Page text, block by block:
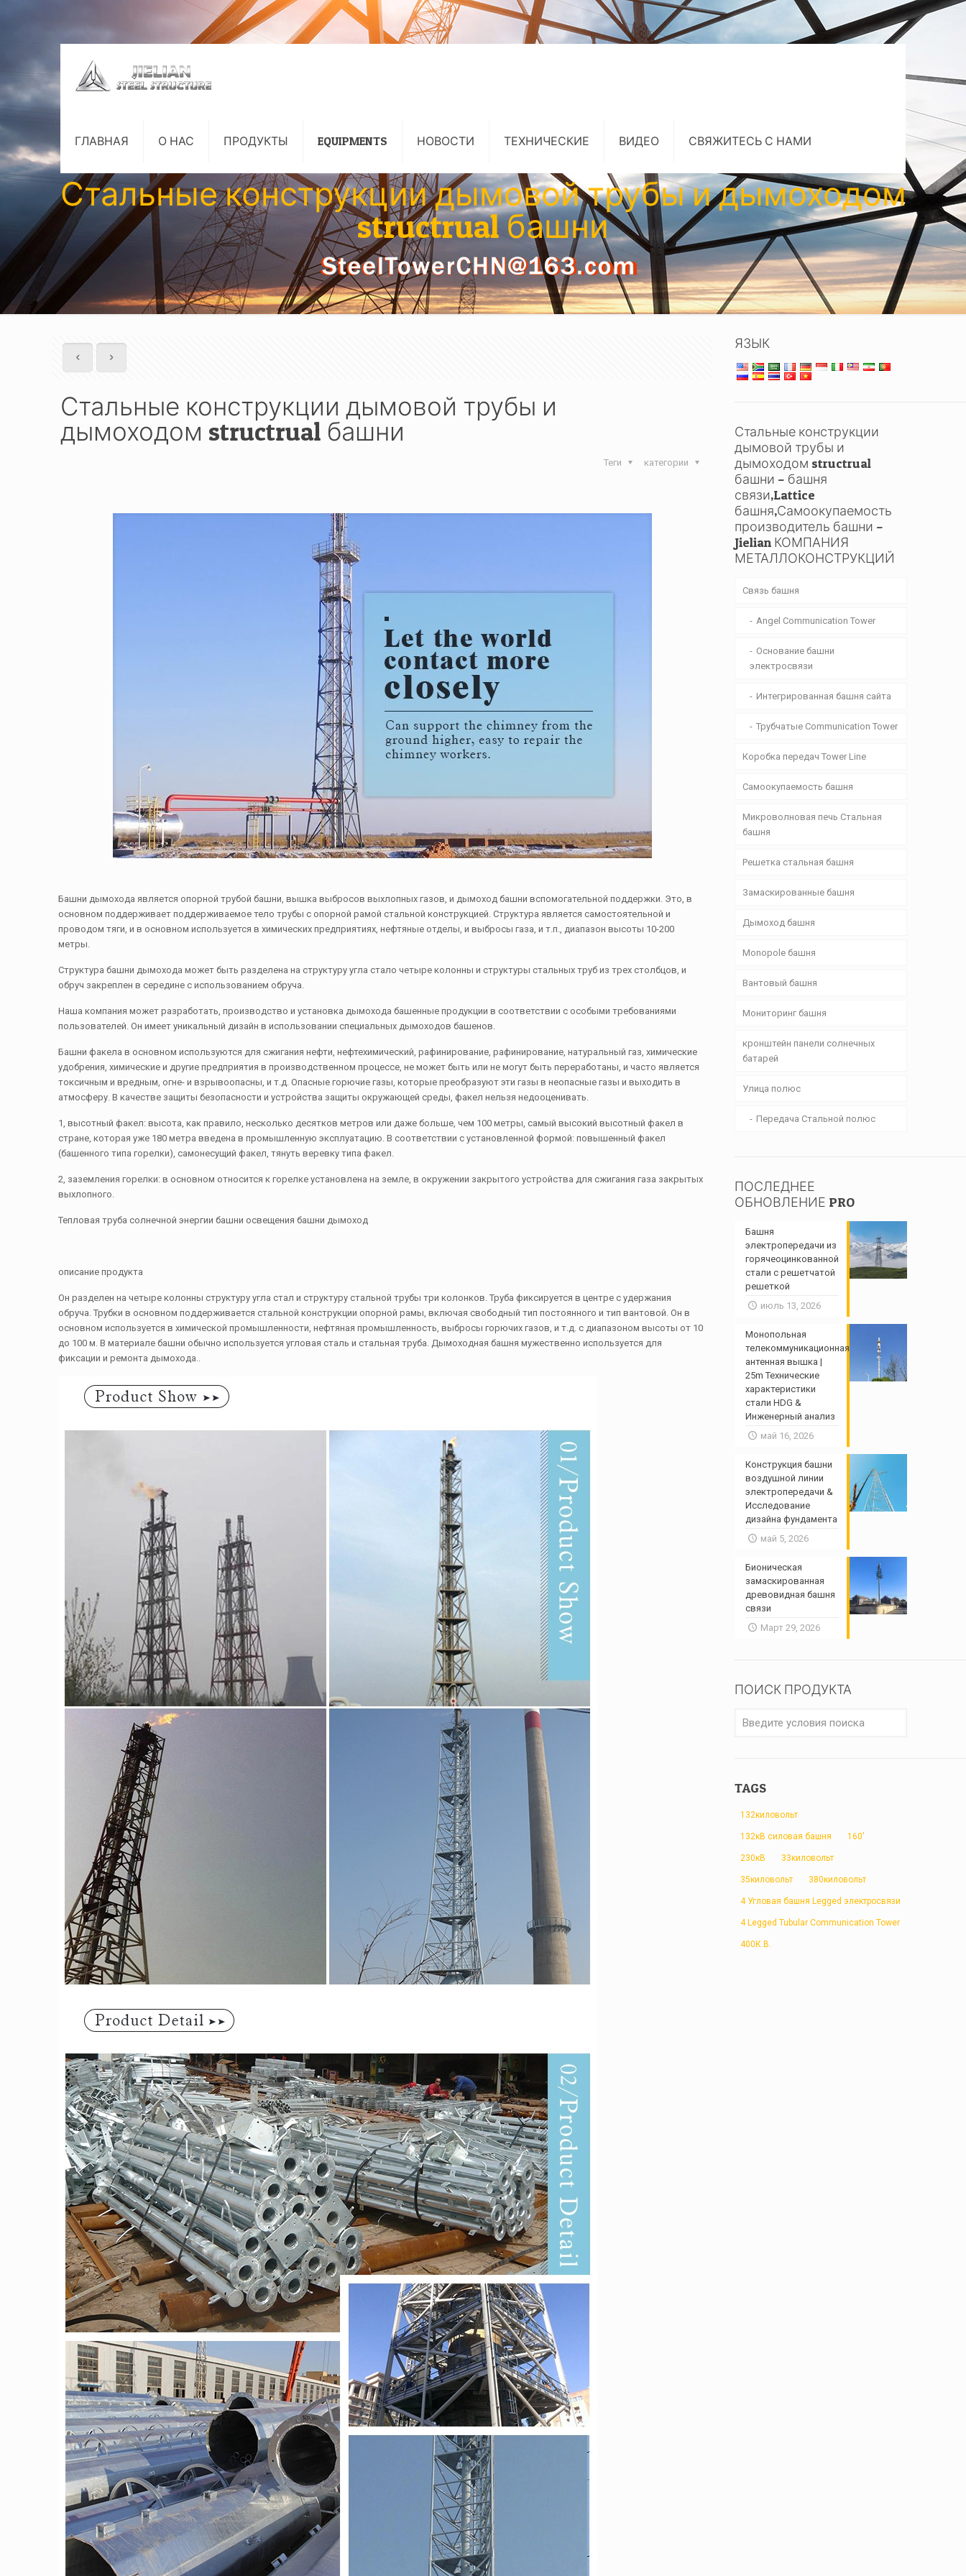
ГЛАВНАЯ О НАС ПРОДУКТЫ EQUIPMENTS НОВОСТИ ТЕХНИЧЕСКИЕ ВИДЕО СВЯЖИТЕСЬ С НАМИ
Стальные конструкции дымовой трубы и дымоходом
structrual башни
Стальные конструкции дымовой трубы и
дымоходом structrual башни
категории
Теги
Башни дымохода является опорной трубой башни, вышка выбросов выхлопных газов, и дымоход башни вспомогательной поддержки. Это, в
основном поддерживает поддерживаемое тело трубы с опорной рамой стальной конструкцией. Структура является самостоятельной и
проводом тяги, и в основном используется в химических предприятиях, нефтяные отделы, и выбросы газа, и т.п., диапазон высоты 10-200
метры.
Структура башни дымохода может быть разделена на структуру угла стало четыре колонны и структуры стальных труб из трех столбцов, и
обруч закреплен в середине с использованием обруча.
Наша компания может разработать, производство и установка дымохода башенные продукции в соответствии с особыми требованиями
пользователей. Он имеет уникальный дизайн в использовании специальных дымоходов башенов.
Башни факела в основном используются для сжигания нефти, нефтехимический, рафинирование, рафинирование, натуральный газ, химические
удобрения, химические и другие предприятия в производственном процессе, не может быть или не могут быть переработаны, и часто является
токсичным и вредным, огне- и взрывоопасны, и т.д. Опасные горючие газы, которые преобразуют эти газы в неопасные газы и выходить в
атмосферу. В качестве защиты безопасности и устройства защиты окружающей среды, факел нельзя недооценивать.
1, высотный факел: высота, как правило, несколько десятков метров или даже больше, чем 100 метры, самый высокий высотный факел в
стране, которая уже 180 метра введена в промышленную эксплуатацию. В соответствии с установленной формой: повышенный факел
(башенного типа горелки), самонесущий факел, тянуть веревку типа факел.
2, заземления горелки: в основном относится к горелке установлена ​​на земле, в окружении закрытого устройства для сжигания газа закрытых
выхлопного.
Тепловая труба солнечной энергии башни освещения башни дымоход
описание продукта
Он разделен на четыре колонны структуру угла стал и структуру стальной трубы три колонков. Труба фиксируется в центре с удержания
обруча. Трубки в основном поддерживается стальной конструкции опорной рамы, включая свободный тип постоянного и тип вантовой. Он в
основном используется в химической промышленности, нефтяная промышленность, выбросы горючих газов, и т.д. с диапазоном высоты от 10
до 100 м. В материале башни обычно используется угловая сталь и стальная труба. Дымоходная башня мужественно используется для
фиксации и ремонта дымохода..
ЯЗЫК
Стальные конструкции
дымовой трубы и
дымоходом structrual
башни – башня
связи,Lattice
башня,Самоокупаемость
производитель башни –
Jielian КОМПАНИЯ
МЕТАЛЛОКОНСТРУКЦИЙ
Связь башня
Angel Communication Tower
Основание башни
электросвязи
Интегрированная башня сайта
Трубчатые Communication Tower
Коробка передач Tower Line
Самоокупаемость башня
Микроволновая печь Стальная
башня
Решетка стальная башня
Замаскированные башня
Дымоход башня
Monopole башня
Вантовый башня
Мониторинг башня
кронштейн панели солнечных
батарей
Улица полюс
Передача Стальной полюс
ПОСЛЕДНЕЕ
ОБНОВЛЕНИЕ PRO
Башня
электропередачи из
горячеоцинкованной
стали с решетчатой ​​
решеткой
июль 13, 2026
Монопольная
телекоммуникационная
антенная вышка |
25m Технические
характеристики
стали HDG &
Инженерный анализ
май 16, 2026
Конструкция башни
воздушной линии
электропередачи &
Исследование
дизайна фундамента
май 5, 2026
Бионическая
замаскированная
древовидная башня
связи
Март 29, 2026
ПОИСК ПРОДУКТА
TAGS
132киловольт
132кВ силовая башня 160'
230кВ 33киловольт
35киловольт 380киловольт
4 Угловая башня Legged электросвязи
4 Legged Tubular Communication Tower
400К.В.